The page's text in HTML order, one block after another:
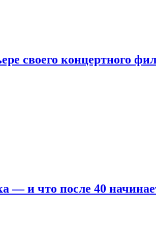
своего концертного
— и что после 40